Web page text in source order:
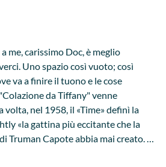
me, carissimo Doc, è meglio
Uno spazio così vuoto; così
va a finire il tuono e le cose
da Tiffany" venne
nel 1958, il «Time» definì la
«la gattina più eccitante che la
Truman Capote abbia mai creato. È